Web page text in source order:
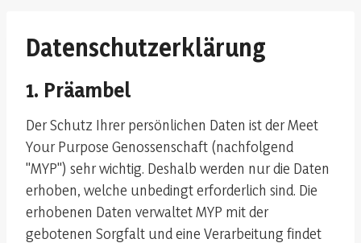
Datenschutzerklärung
1. Präambel
Der Schutz Ihrer persönlichen Daten ist der Meet
Your Purpose Genossenschaft (nachfolgend
"MYP") sehr wichtig. Deshalb werden nur die Daten
erhoben, welche unbedingt erforderlich sind. Die
erhobenen Daten verwaltet MYP mit der
gebotenen Sorgfalt und eine Verarbeitung findet